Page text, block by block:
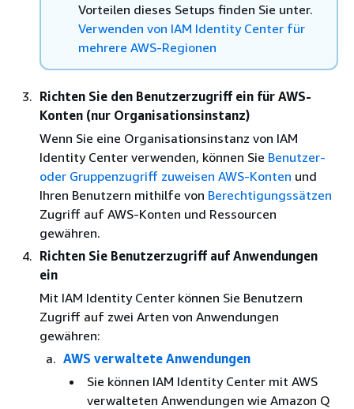
Vorteilen dieses Setups finden Sie unter.
Verwenden von IAM Identity Center für
mehrere AWS-Regionen
Richten Sie den Benutzerzugriff ein für AWS-
Konten (nur Organisationsinstanz)
Wenn Sie eine Organisationsinstanz von IAM
Identity Center verwenden, können Sie Benutzer-
oder Gruppenzugriff zuweisen AWS-Konten und
Ihren Benutzern mithilfe von Berechtigungssätzen
Zugriff auf AWS-Konten und Ressourcen
gewähren.
Richten Sie Benutzerzugriff auf Anwendungen
ein
Mit IAM Identity Center können Sie Benutzern
Zugriff auf zwei Arten von Anwendungen
gewähren:
AWS verwaltete Anwendungen
Sie können IAM Identity Center mit AWS
verwalteten Anwendungen wie Amazon Q